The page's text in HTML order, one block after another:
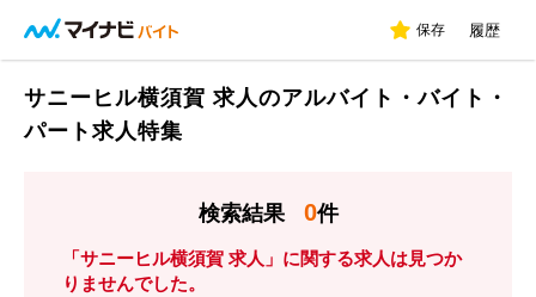
保存 履歴
サニーヒル横須賀 求人のアルバイト・バイト・
パート求人特集
検索結果 0件
「サニーヒル横須賀 求人」に関する求人は見つか
りませんでした。